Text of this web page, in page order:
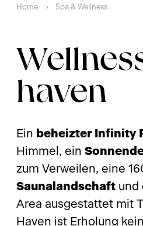
Home Spa & Wellness
haven
Ein beheizter Infinity
Himmel, ein
zum Verweilen, eine
Saunalandschaft und
Area ausgestattet mit
Haven ist Erholung